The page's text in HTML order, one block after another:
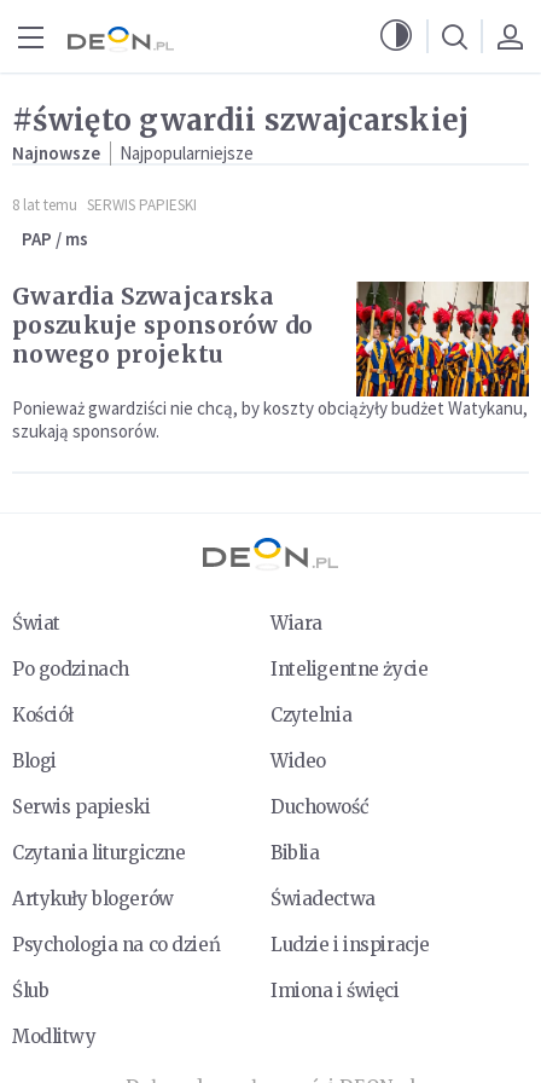
#święto gwardii szwajcarskiej
Najnowsze Najpopularniejsze
8 lat temu SERWIS PAPIESKI
PAP / ms
Gwardia Szwajcarska
poszukuje sponsorów do
nowego projektu
Ponieważ gwardziści nie chcą, by koszty obciążyły budżet Watykanu,
szukają sponsorów.
Świat
Wiara
Po godzinach
Inteligentne życie
Kościół
Czytelnia
Blogi
Wideo
Serwis papieski
Duchowość
Czytania liturgiczne
Biblia
Artykuły blogerów
Świadectwa
Psychologia na co dzień
Ludzie i inspiracje
Ślub
Imiona i święci
Modlitwy